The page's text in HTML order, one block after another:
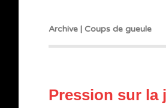
Archive | Coups de gueule
Pression sur la